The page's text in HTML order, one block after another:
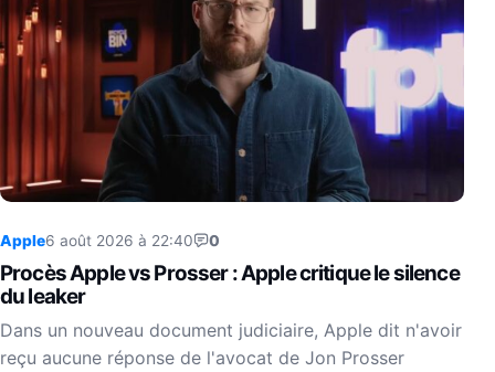
Apple6 août 2026 à 22:40 0
Procès Apple vs Prosser : Apple critique le silence
du leaker
Dans un nouveau document judiciaire, Apple dit n'avoir
reçu aucune réponse de l'avocat de Jon Prosser